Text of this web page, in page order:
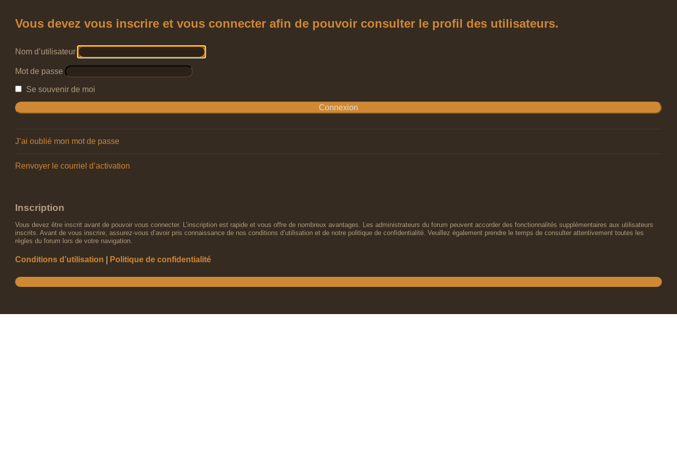
Vous devez vous inscrire et vous connecter afin de pouvoir consulter le profil des utilisateurs.
Nom d’utilisateur
Mot de passe
Se souvenir de moi
J’ai oublié mon mot de passe
Renvoyer le courriel d’activation
Inscription
Vous devez être inscrit avant de pouvoir vous connecter. L’inscription est rapide et vous offre de nombreux avantages. Les administrateurs du forum peuvent accorder des fonctionnalités supplémentaires aux utilisateurs
inscrits. Avant de vous inscrire, assurez-vous d’avoir pris connaissance de nos conditions d’utilisation et de notre politique de confidentialité. Veuillez également prendre le temps de consulter attentivement toutes les
règles du forum lors de votre navigation.
Conditions d’utilisation Politique de confidentialité